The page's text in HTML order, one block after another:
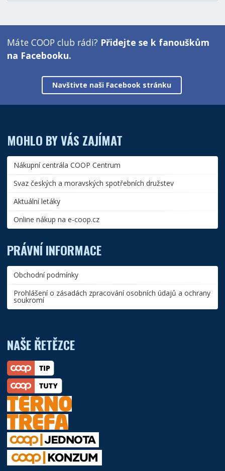
Máte COOP club rádi? Přidejte se k fanouškům
na Facebooku.
Navštivte naši Facebook stránku
MOHLO BY VÁS ZAJÍMAT
Nákupní centrála COOP Centrum
Svaz českých a moravských spotřebních družstev
Aktuální letáky
Online nákup na e-coop.cz
PRÁVNÍ INFORMACE
Obchodní podmínky
Prohlášení o zásadách zpracování osobních údajů a ochrany
soukromí
NAŠE ŘETĚZCE